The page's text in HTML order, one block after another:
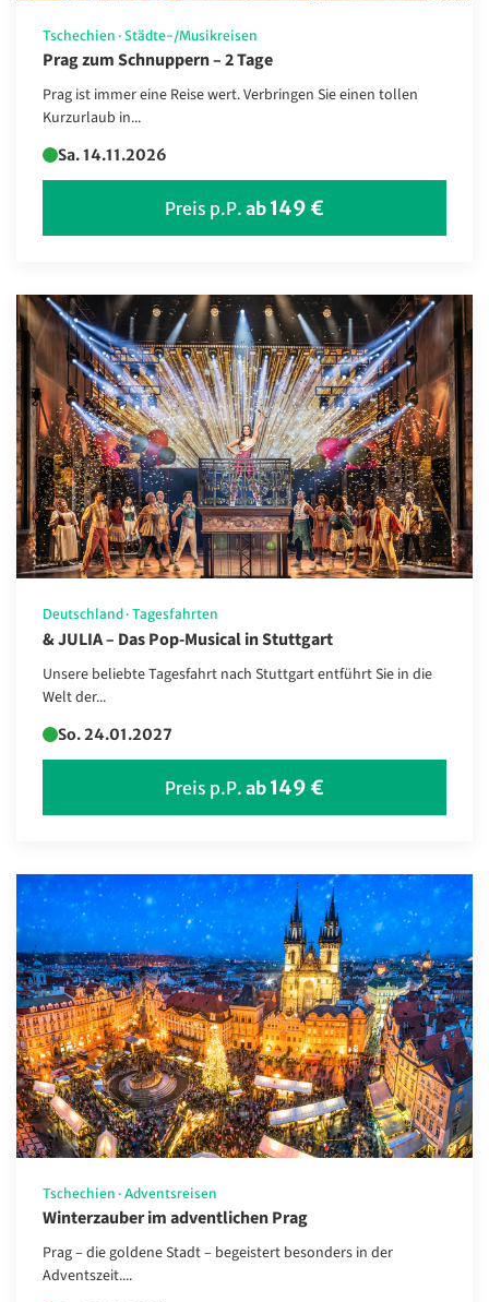
Frühjahrs-Reisen
Geschenkideen
Katalogvorschau Haupt 2026
Kultur/UNESCO
Kurzreisen
Musicalfahrten
Neue Reisen
Silvesterreisen
Sonderfahrten
Specials
Städte-/Musikreisen
Tagesfahrten
Weihnachtsreisen
FR – Smarte Leserreise
Hochsee-Kreuzfahrten
Sonderangebote
Andorra
Barbados
Belgien
Botswana
Brasilien
China
Deutschland
Estland
Fahrt ins Blaue
Tschechien · Städte-/Musikreisen
Prag zum Schnuppern – 2 Tage
Prag ist immer eine Reise wert. Verbringen Sie einen tollen
Kurzurlaub in...
Sa. 14.11.2026
Preis p.P. ab 149 €
Deutschland · Tagesfahrten
& JULIA – Das Pop-Musical in Stuttgart
Unsere beliebte Tagesfahrt nach Stuttgart entführt Sie in die
Welt der...
So. 24.01.2027
Preis p.P. ab 149 €
Tschechien · Adventsreisen
Winterzauber im adventlichen Prag
Prag – die goldene Stadt – begeistert besonders in der
Adventszeit....